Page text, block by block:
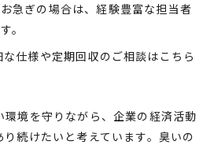
お急ぎの場合は、経験豊富な担当者
。
な仕様や定期回収のご相談はこちら
境を守りながら、企業の経済活動
続けたいと考えています。臭いの